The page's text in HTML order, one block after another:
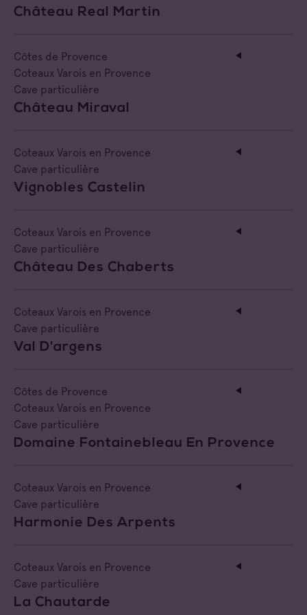
Château Real Martin
Côtes de Provence
Coteaux Varois en Provence
Cave particulière
Château Miraval
Coteaux Varois en Provence
Cave particulière
Vignobles Castelin
Coteaux Varois en Provence
Cave particulière
Château Des Chaberts
Coteaux Varois en Provence
Cave particulière
Val D'argens
Côtes de Provence
Coteaux Varois en Provence
Cave particulière
Domaine Fontainebleau En Provence
Coteaux Varois en Provence
Cave particulière
Harmonie Des Arpents
Coteaux Varois en Provence
Cave particulière
La Chautarde